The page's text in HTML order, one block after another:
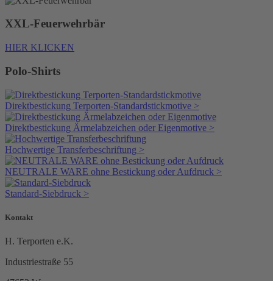
XXL-Feuerwehrbär
HIER KLICKEN
Polo-Shirts
Direktbestickung Terporten-Standardstickmotive >
Direktbestickung Ärmelabzeichen oder Eigenmotive >
Hochwertige Transferbeschriftung >
NEUTRALE WARE ohne Bestickung oder Aufdruck >
Standard-Siebdruck >
Kontakt
H. Terporten e.K.
Industriestraße 55